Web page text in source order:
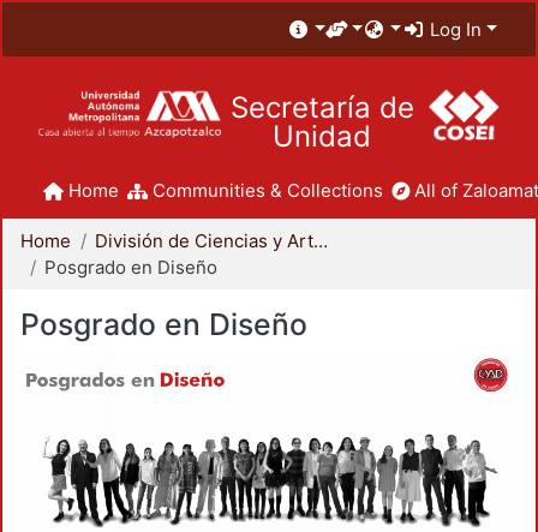
Log In
Secretaría de
Unidad
Home Communities & Collections All of
Home
División de Ciencias y Artes para el Diseño
Posgrado en Diseño
Posgrado en Diseño